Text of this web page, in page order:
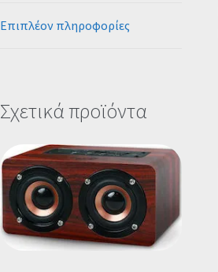
Επιπλέον πληροφορίες
Σχετικά προϊόντα